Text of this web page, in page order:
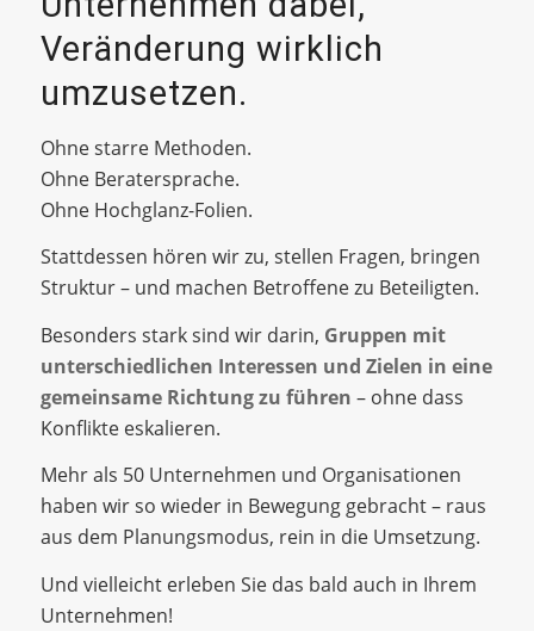
Veränderung wirklich
umzusetzen.
Ohne starre Methoden.
Ohne Beratersprache.
Ohne Hochglanz-Folien.
Stattdessen hören wir zu, stellen Fragen, bringen
Struktur – und machen Betroffene zu Beteiligten.
Besonders stark sind wir darin, Gruppen mit
unterschiedlichen Interessen und Zielen in eine
gemeinsame Richtung zu führen – ohne dass
Konflikte eskalieren.
Mehr als 50 Unternehmen und Organisationen
haben wir so wieder in Bewegung gebracht – raus
aus dem Planungsmodus, rein in die Umsetzung.
Und vielleicht erleben Sie das bald auch in Ihrem
Unternehmen!